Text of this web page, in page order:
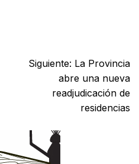
Siguiente: La Provincia
abre una nueva
readjudicación de
residencias